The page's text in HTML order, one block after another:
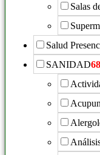
Salas
Salud
SANIDAD